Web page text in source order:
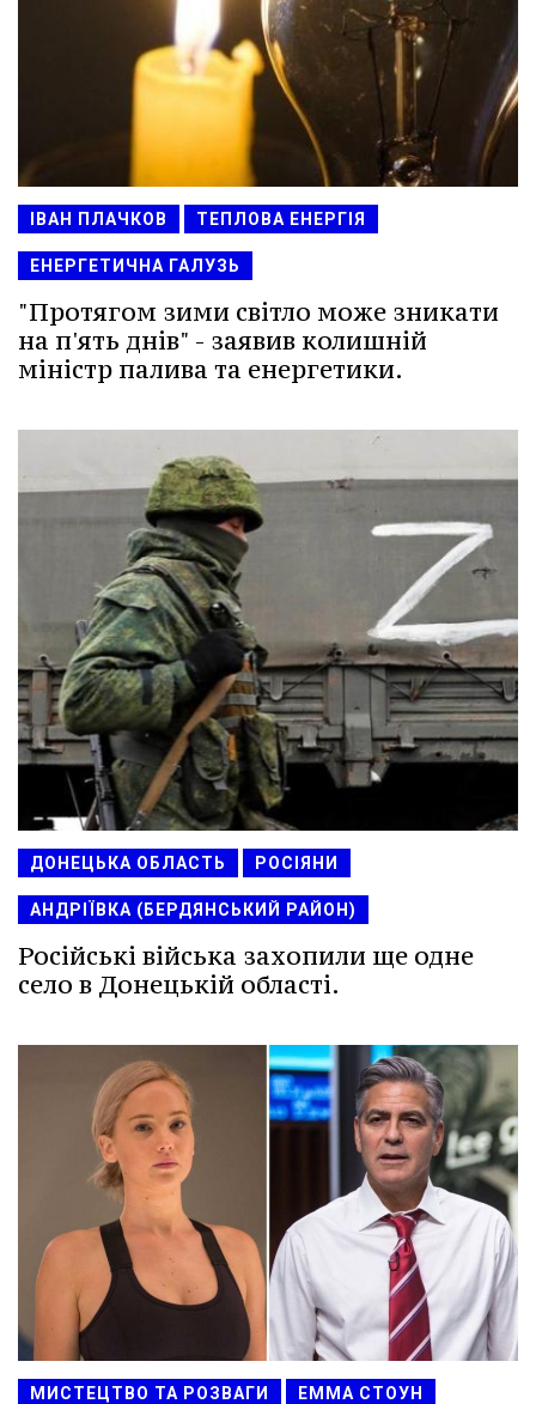
ІВАН ПЛАЧКОВ ТЕПЛОВА ЕНЕРГІЯ
ЕНЕРГЕТИЧНА ГАЛУЗЬ
"Протягом зими світло може зникати
на п'ять днів" - заявив колишній
міністр палива та енергетики.
ДОНЕЦЬКА ОБЛАСТЬ РОСІЯНИ
АНДРІЇВКА (БЕРДЯНСЬКИЙ РАЙОН)
Російські війська захопили ще одне
село в Донецькій області.
МИСТЕЦТВО ТА РОЗВАГИ ЕММА СТОУН